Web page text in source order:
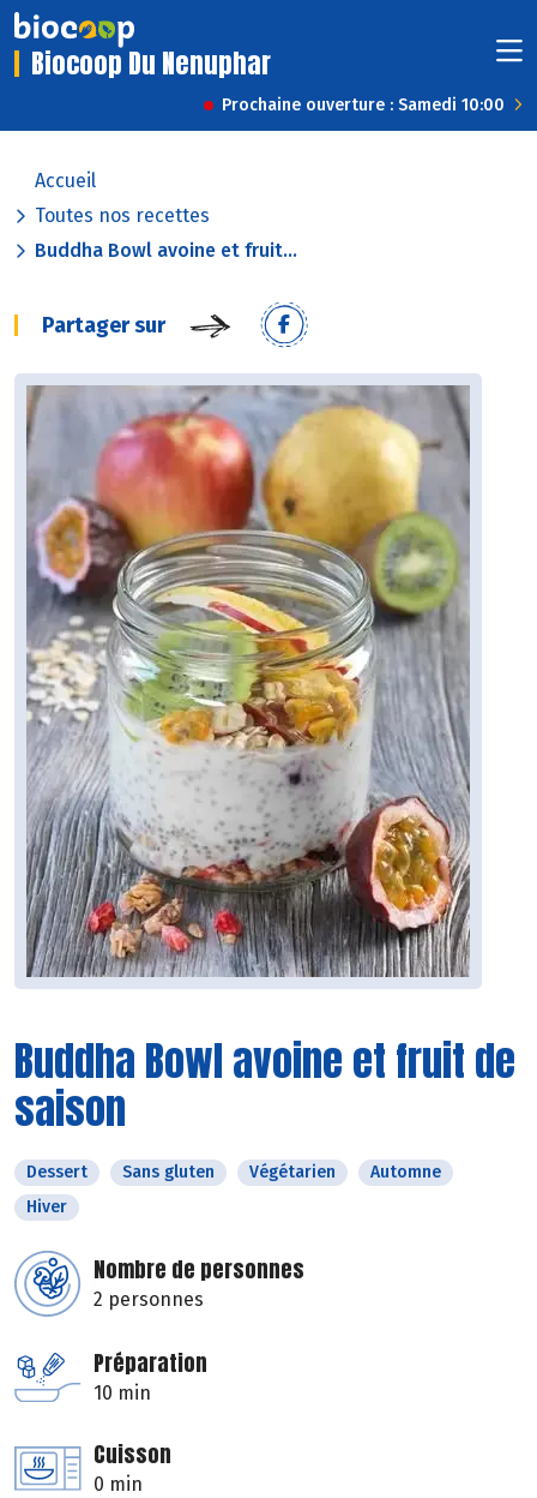
Biocoop Du Nenuphar
Prochaine ouverture : Samedi 10:00
Accueil
Toutes nos recettes
Buddha Bowl avoine et fruit...
Partager sur
Buddha Bowl avoine et fruit de
saison
Dessert Sans gluten Végétarien
Automne
Hiver
Nombre de personnes
2 personnes
Préparation
10 min
Cuisson
0 min